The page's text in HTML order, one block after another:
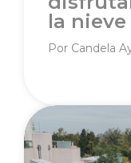
la nieve
Por Candela